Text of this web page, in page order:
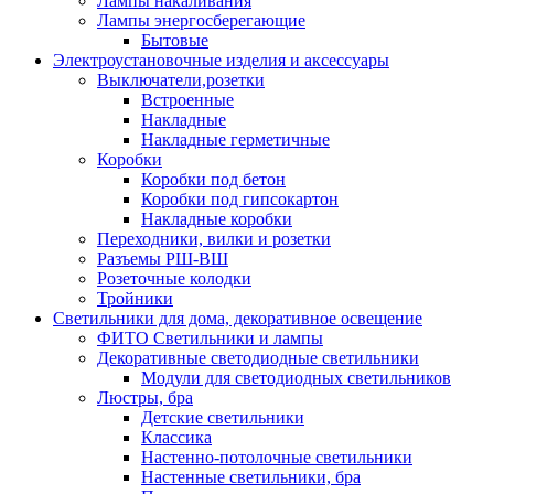
Лампы энергосберегающие
Бытовые
Электроустановочные изделия и аксессуары
Выключатели,розетки
Встроенные
Накладные
Накладные герметичные
Коробки
Коробки под бетон
Коробки под гипсокартон
Накладные коробки
Переходники, вилки и розетки
Разъемы РШ-ВШ
Розеточные колодки
Тройники
Светильники для дома, декоративное освещение
ФИТО Светильники и лампы
Декоративные светодиодные светильники
Модули для светодиодных светильников
Люстры, бра
Детские светильники
Классика
Настенно-потолочные светильники
Настенные светильники, бра